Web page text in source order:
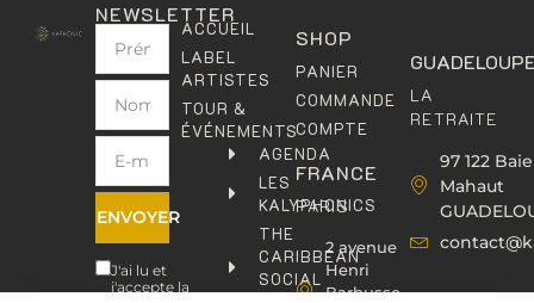
NEWSLETTER
ENVOYER
J'ai lu et
j'accepte la
ACCUEIL
LABEL
ARTISTES
TOUR &
ÉVÉNEMENTS
AGENDA
LES
KALYPHONICS
THE
CARIBBEAN
SOCIAL
FRANCE
PARIS
2 avenue
Henri
Barbusse,
SHOP
PANIER
COMMANDE
COMPTE
LA
RETRAITE
97 122 Baie
Mahaut